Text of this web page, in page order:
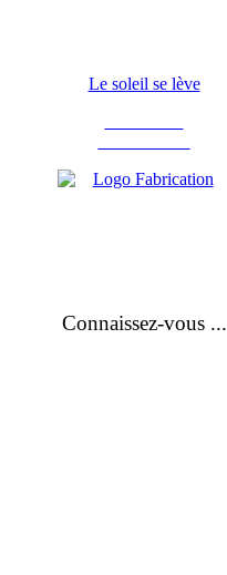
Le soleil se lève
Connaissez-vous ...